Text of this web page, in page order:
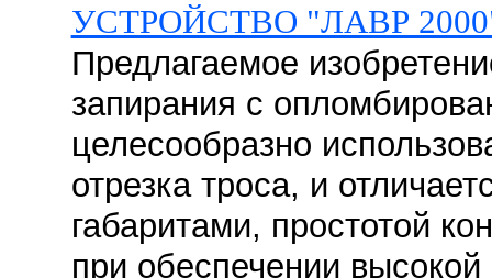
УСТРОЙСТВО "ЛАВР
Предлагаемое
запирания с
целесообразно
отрезка троса, и
габаритами, простотой
при обеспечении